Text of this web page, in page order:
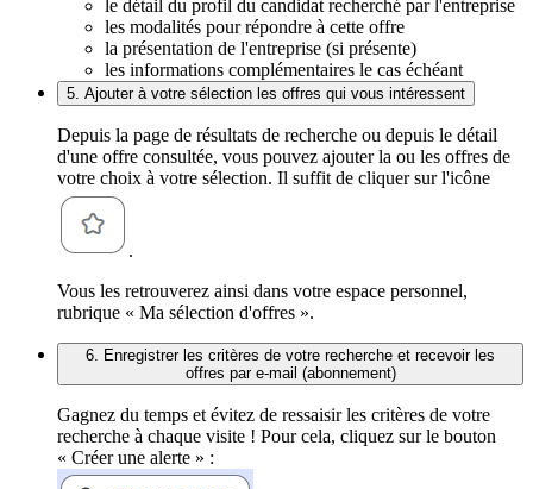
le détail du profil du candidat recherché par l'entreprise
les modalités pour répondre à cette offre
la présentation de l'entreprise (si présente)
les informations complémentaires le cas échéant
5. Ajouter à votre sélection les offres qui vous intéressent
Depuis la page de résultats de recherche ou depuis le détail
d'une offre consultée, vous pouvez ajouter la ou les offres de
votre choix à votre sélection. Il suffit de cliquer sur l'icône
.
Vous les retrouverez ainsi dans votre espace personnel,
rubrique « Ma sélection d'offres ».
6. Enregistrer les critères de votre recherche et recevoir les
offres par e-mail (abonnement)
Gagnez du temps et évitez de ressaisir les critères de votre
recherche à chaque visite ! Pour cela, cliquez sur le bouton
« Créer une alerte » :